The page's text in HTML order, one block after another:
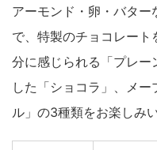
アーモンド・卵・バタ
で、特製のチョコレー
分に感じられる「プレー
した「ショコラ」、メ
ル」の3種類をお楽しみ